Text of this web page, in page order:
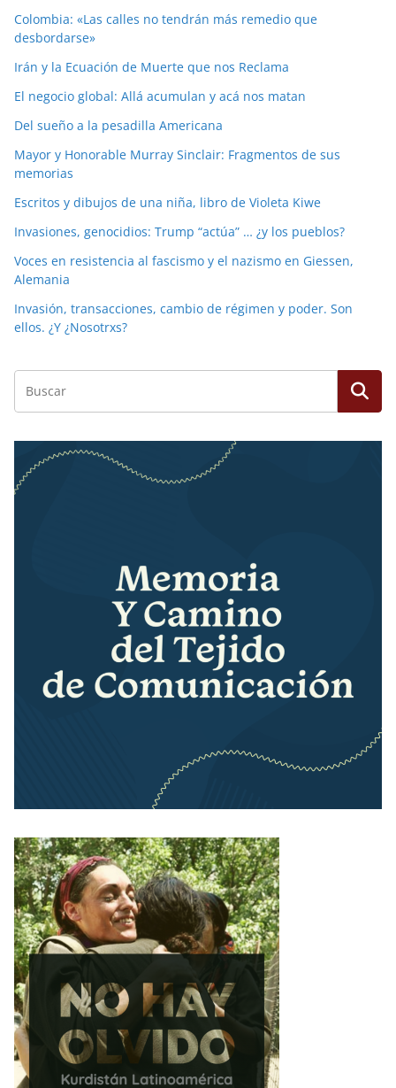
Colombia: «Las calles no tendrán más remedio que
desbordarse»
Irán y la Ecuación de Muerte que nos Reclama
El negocio global: Allá acumulan y acá nos matan
Del sueño a la pesadilla Americana
Mayor y Honorable Murray Sinclair: Fragmentos de sus
memorias
Escritos y dibujos de una niña, libro de Violeta Kiwe
Invasiones, genocidios: Trump “actúa” … ¿y los pueblos?
Voces en resistencia al fascismo y el nazismo en Giessen,
Alemania
Invasión, transacciones, cambio de régimen y poder. Son
ellos. ¿Y ¿Nosotrxs?